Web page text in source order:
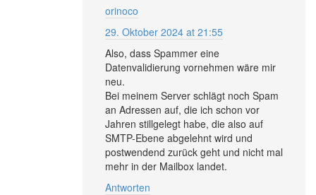
orinoco
29. Oktober 2024 at 21:55
Also, dass Spammer eine
Datenvalidierung vornehmen wäre mir
neu.
Bei meinem Server schlägt noch Spam
an Adressen auf, die ich schon vor
Jahren stillgelegt habe, die also auf
SMTP-Ebene abgelehnt wird und
postwendend zurück geht und nicht mal
mehr in der Mailbox landet.
Antworten